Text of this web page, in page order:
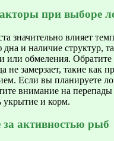
при выборе
значительно влияет
дна и наличие структур,
или обмеления.
не замерзает, такие как
Если вы планируете
внимание на
укрытие и корм.
активностью рыб